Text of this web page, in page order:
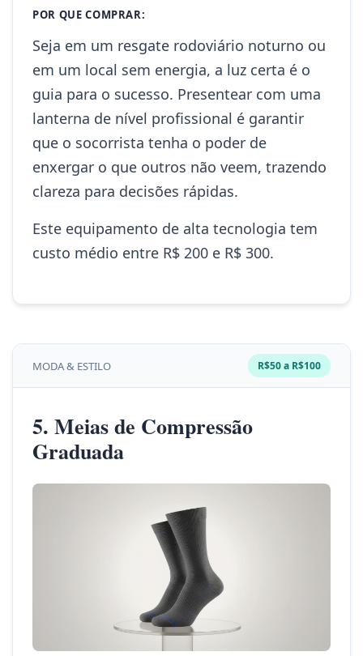
POR QUE COMPRAR:
Seja em um resgate rodoviário noturno ou
em um local sem energia, a luz certa é o
guia para o sucesso. Presentear com uma
lanterna de nível profissional é garantir
que o socorrista tenha o poder de
enxergar o que outros não veem, trazendo
clareza para decisões rápidas.
Este equipamento de alta tecnologia tem
custo médio entre R$ 200 e R$ 300.
MODA & ESTILO R$50 a R$100
5. Meias de Compressão
Graduada